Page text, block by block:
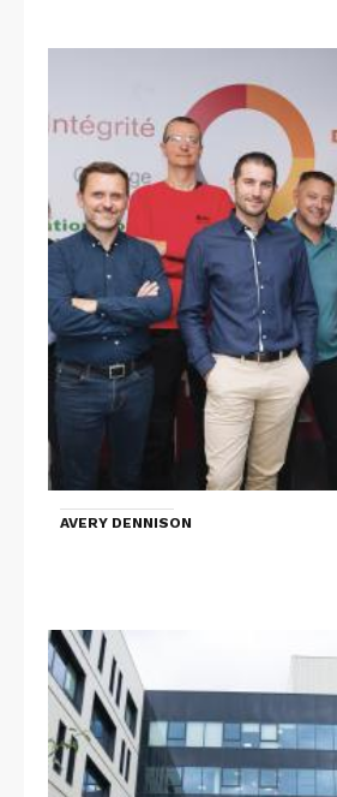
AVERY DENNISON